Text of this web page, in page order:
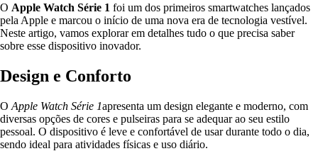
O Apple Watch Série 1 foi um dos primeiros smartwatches lançados
pela Apple e marcou o início de uma nova era de tecnologia vestível.
Neste artigo, vamos explorar em detalhes tudo o que precisa saber
sobre esse dispositivo inovador.
Design e Conforto
O Apple Watch Série 1apresenta um design elegante e moderno, com
diversas opções de cores e pulseiras para se adequar ao seu estilo
pessoal. O dispositivo é leve e confortável de usar durante todo o dia,
sendo ideal para atividades físicas e uso diário.